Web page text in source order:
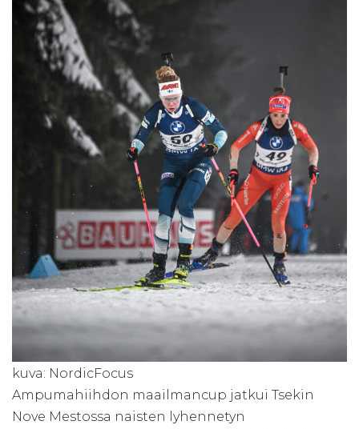
kuva: NordicFocus
Ampumahiihdon maailmancup jatkui Tsekin
Nove Mestossa naisten lyhennetyn